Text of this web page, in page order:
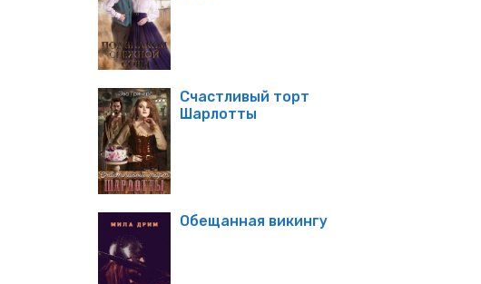
Счастливый торт
Шарлотты
Обещанная викингу